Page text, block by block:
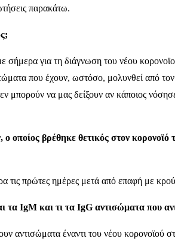
παρακάτω.
σήμερα για τη διάγνωση του νέου
που έχουν, ωστόσο, μολυνθεί από
μπορούν να μας δείξουν αν κάποιος
οποίος βρέθηκε θετικός στον
τις πρώτες ημέρες μετά από επαφή με
τα IgM και τι τα IgG αντισώματα που
αντισώματα έναντι του νέου